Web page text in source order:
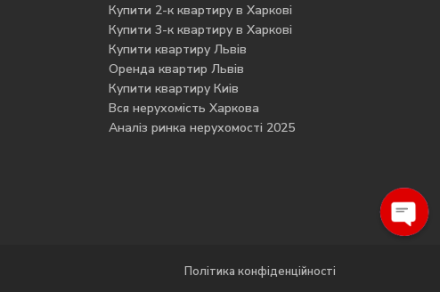
Купити 2-к квартиру в Харкові
Купити 3-к квартиру в Харкові
Купити квартиру Львів
Оренда квартир Львів
Купити квартиру Киів
Вся нерухомість Харкова
Аналіз ринка нерухомості 2025
Політика конфіденційності